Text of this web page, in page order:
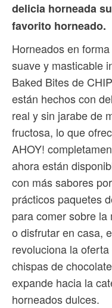
delicia horneada
favorito horneado.
Horneados en
suave y masticable
Baked Bites de
están hechos con
real y sin jarabe de
fructosa, lo que
AHOY!
ahora están
con más sabores
prácticos paquetes
para comer sobre
o disfrutar en casa,
revoluciona la
chispas de
expande hacia la
horneados dulces.